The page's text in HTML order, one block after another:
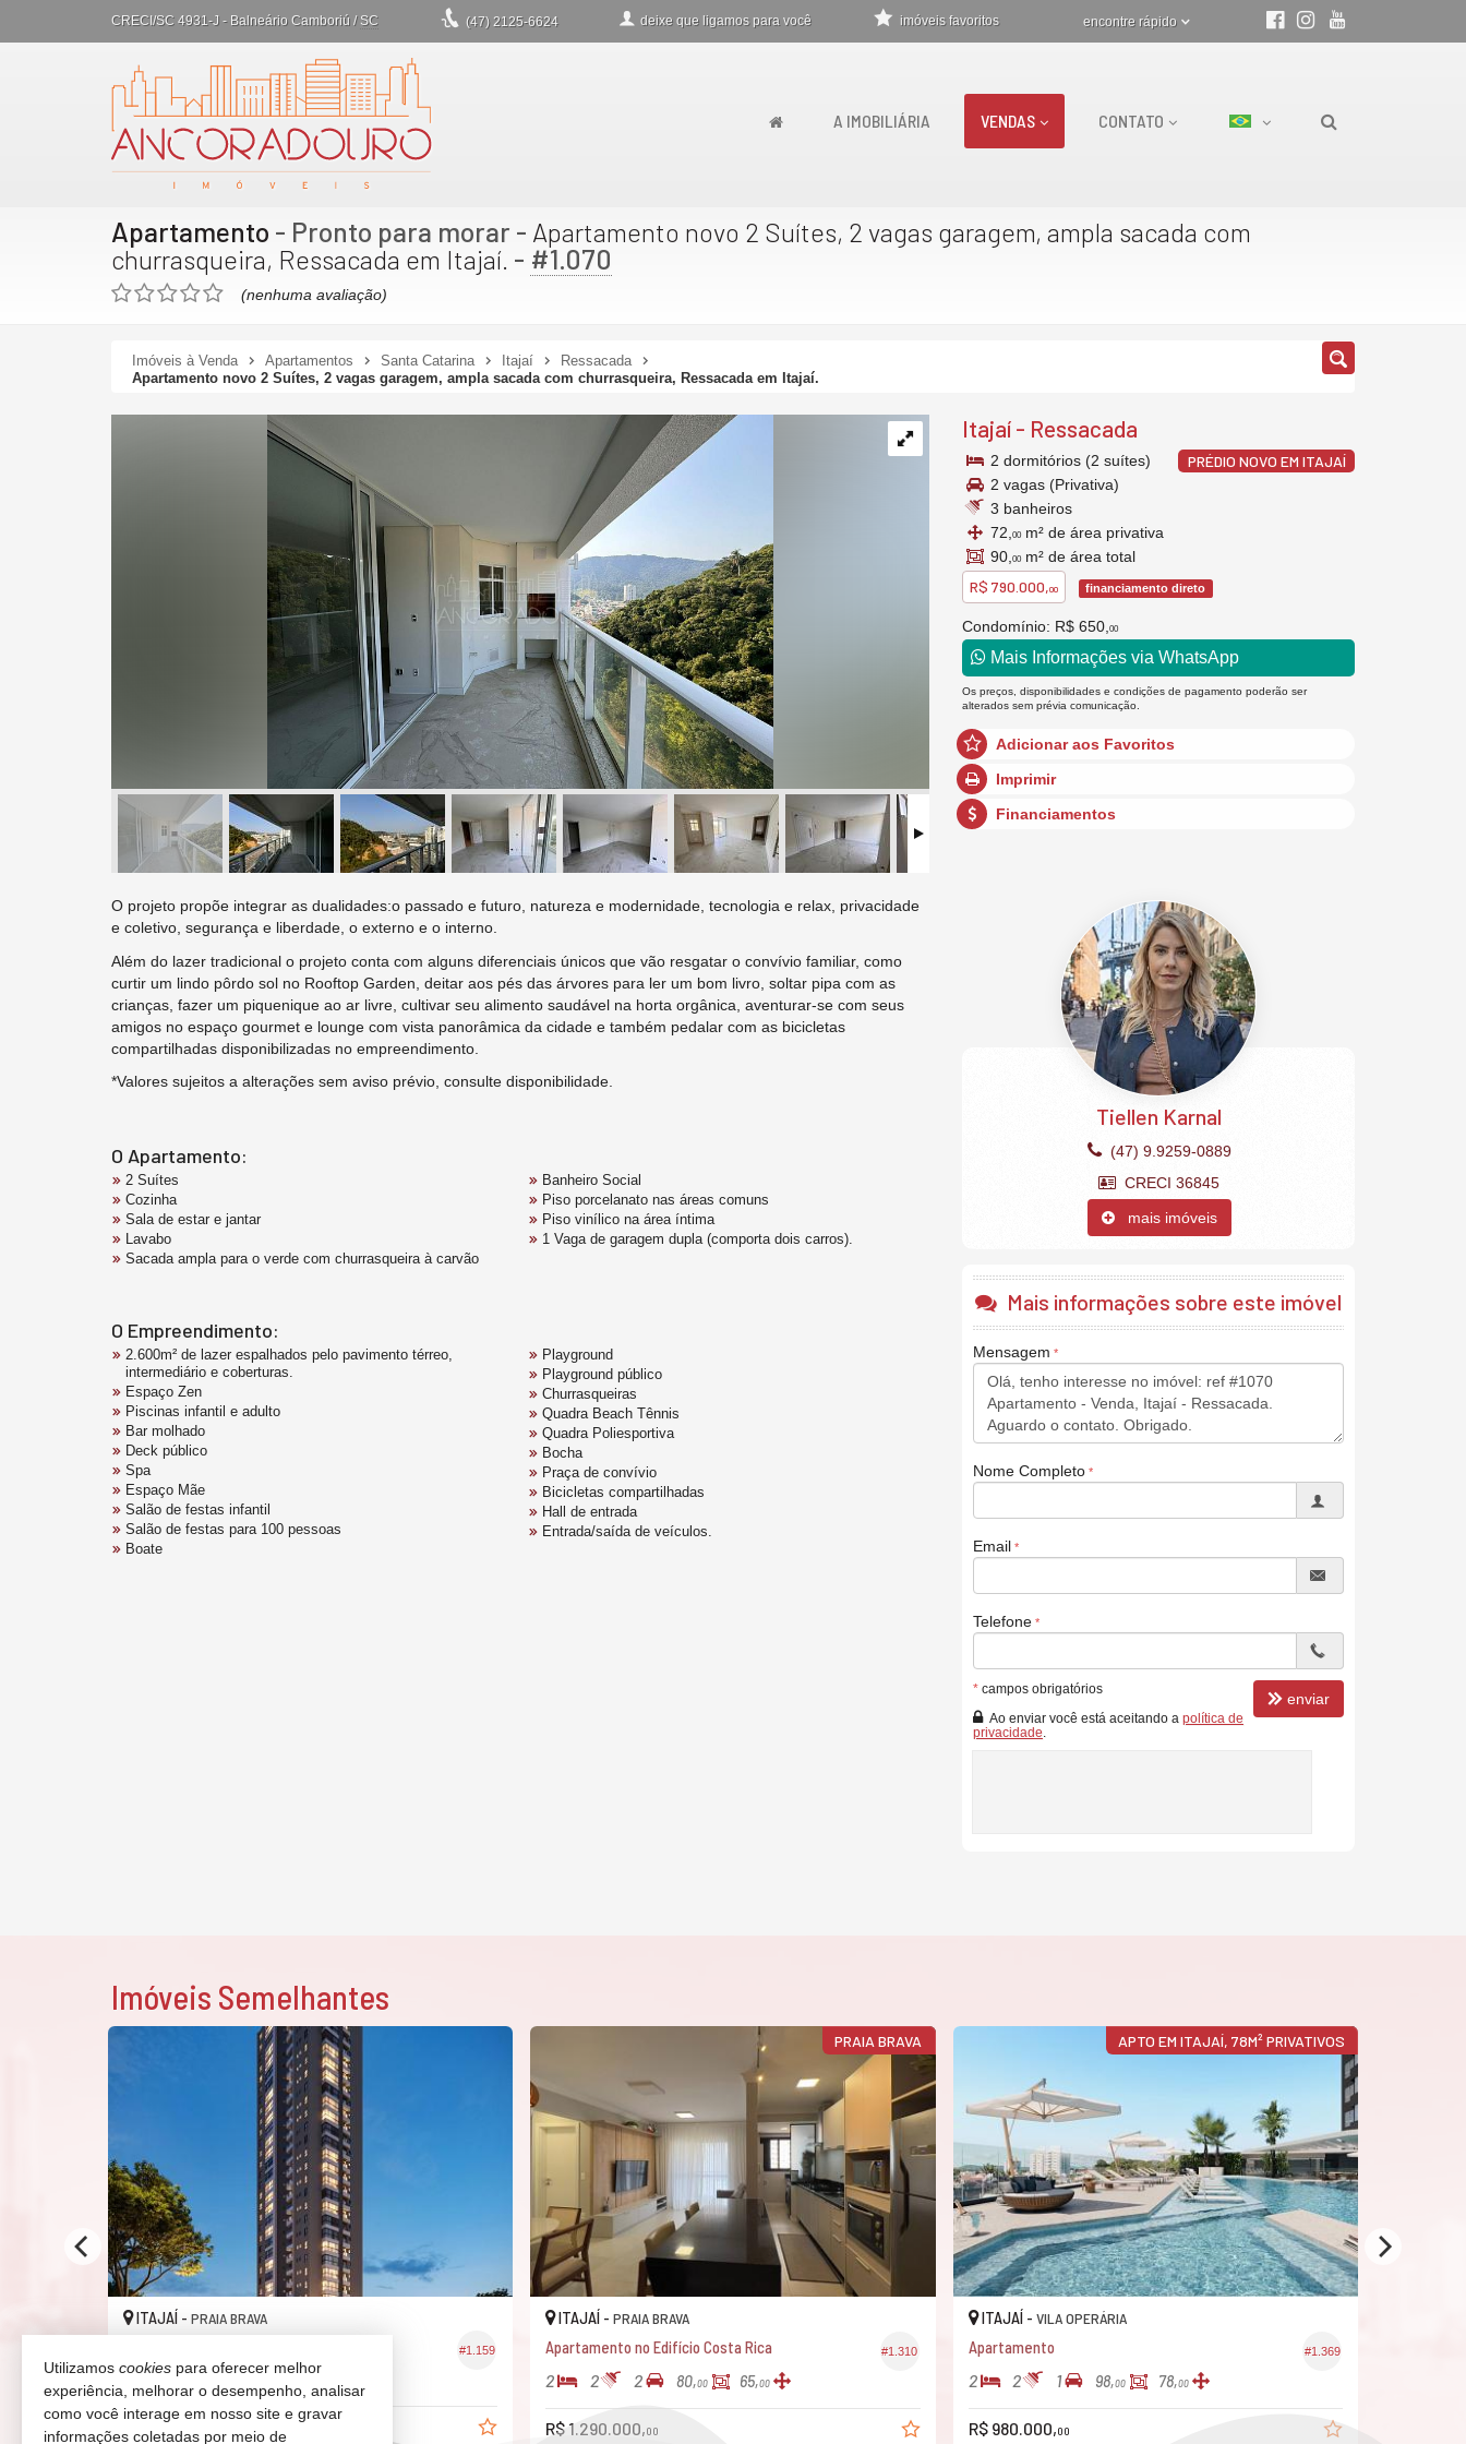
CRECI/SC 4931-J - Balneário Camboriú / SC (47) 2125-6624 deixe que ligamos para você encontre rápido
imóveis favoritos
A IMOBILIÁRIA VENDAS CONTATO
Apartamento - Pronto para morar - Apartamento novo 2 Suítes, 2 vagas garagem, ampla sacada com
churrasqueira, Ressacada em Itajaí. - #1.070
(nenhuma avaliação)
Imóveis à Venda Apartamentos Santa Catarina Itajaí
Ressacada
Apartamento novo 2 Suítes, 2 vagas garagem, ampla sacada com churrasqueira, Ressacada em Itajaí.
Itajaí - Ressacada
PRÉDIO NOVO EM ITAJAÍ
2 dormitórios (2 suítes)
2 vagas (Privativa)
3 banheiros
72, 00 m² de área privativa
90, 00 m² de área total
R$ 790.000,00 financiamento direto
Condomínio: R$ 650, 00
Mais Informações via WhatsApp
Os preços, disponibilidades e condições de pagamento poderão ser
alterados sem prévia comunicação.
Adicionar aos Favoritos
Imprimir
Financiamentos
O projeto propõe integrar as dualidades:o passado e futuro, natureza e modernidade, tecnologia e relax, privacidade
e coletivo, segurança e liberdade, o externo e o interno.
Além do lazer tradicional o projeto conta com alguns diferenciais únicos que vão resgatar o convívio familiar, como
curtir um lindo pôrdo sol no Rooftop Garden, deitar aos pés das árvores para ler um bom livro, soltar pipa com as
crianças, fazer um piquenique ao ar livre, cultivar seu alimento saudável na horta orgânica, aventurar-se com seus
amigos no espaço gourmet e lounge com vista panorâmica da cidade e também pedalar com as bicicletas
compartilhadas disponibilizadas no empreendimento.
*Valores sujeitos a alterações sem aviso prévio, consulte disponibilidade.
O Apartamento:
2 Suítes
Cozinha
Sala de estar e jantar
Lavabo
Sacada ampla para o verde com churrasqueira à carvão
Banheiro Social
Piso porcelanato nas áreas comuns
Piso vinílico na área íntima
1 Vaga de garagem dupla (comporta dois carros).
O Empreendimento:
2.600m² de lazer espalhados pelo pavimento térreo,
intermediário e coberturas.
Espaço Zen
Piscinas infantil e adulto
Bar molhado
Deck público
Spa
Espaço Mãe
Salão de festas infantil
Salão de festas para 100 pessoas
Boate
Playground
Playground público
Churrasqueiras
Quadra Beach Tênnis
Quadra Poliesportiva
Bocha
Praça de convívio
Bicicletas compartilhadas
Hall de entrada
Entrada/saída de veículos.
Tiellen Karnal
(47) 9.9259-0889
CRECI 36845
mais imóveis
Mais informações sobre este imóvel
Mensagem
Nome Completo
Email
Telefone
* campos obrigatórios
Ao enviar você está aceitando a política de
privacidade
enviar
Imóveis Semelhantes
#1.159
ITAJAÍ - PRAIA BRAVA
2 00 82,
R$ 1.290.000,
PRAIA BRAVA
#1.310
ITAJAÍ -PRAIA BRAVA
Apartamento no Edifício Costa Rica
2 2 2 80,00 65,00
R$ 1.290.000,00
APTO EM ITAJAÍ, 78M² PRIVATIVOS
#1.369
ITAJAÍ - VILA OPERÁRIA
Apartamento
2 2 1 98,00 78,00
R$ 980.000,00
Utilizamos cookies para oferecer melhor
experiência, melhorar o desempenho, analisar
como você interage em nosso site e gravar
informações coletadas por meio de